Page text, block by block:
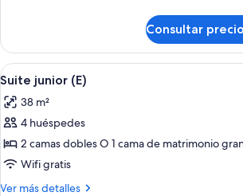
junior
(Superior,
L)
Consultar
Abrir
todas
las
fotos
de
Suite
junior
Habitación
4
Suite junior (E)
38 m²
4 huéspedes
2 camas dobles O 1 cama de matrimonio
Wifi gratis
Ver más detalles
Más